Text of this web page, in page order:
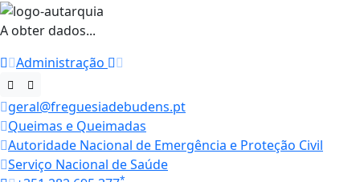
A obter dados...
Administração
geral@freguesiadebudens.pt
Queimas e Queimadas
Autoridade Nacional de Emergência e Proteção Civil
Serviço Nacional de Saúde